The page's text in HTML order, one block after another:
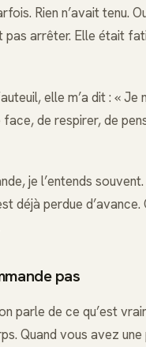
Rien n’avait tenu.
pas arrêter. Elle était
elle m’a dit : « Je
de respirer, de
je l’entends
déjà perdue
pas
parle de ce qu’est
Quand vous avez